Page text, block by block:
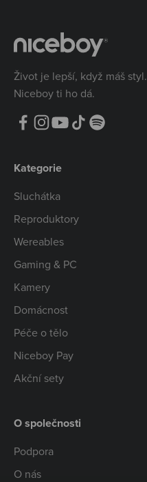
Život je lepší, když máš styl.
Niceboy ti ho dá.
Kategorie
Sluchátka
Reproduktory
Wereables
Gaming & PC
Kamery
Domácnost
Péče o tělo
Niceboy Pay
Akční sety
O společnosti
Podpora
O nás